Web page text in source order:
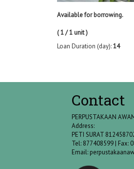
Available for borrowing.
( 1 / 1 unit )
Loan Duration (day):14
Contact
PERPUSTAKAAN
Address:
PETI SURAT
Tel: 877408599 | Fax:
Email: